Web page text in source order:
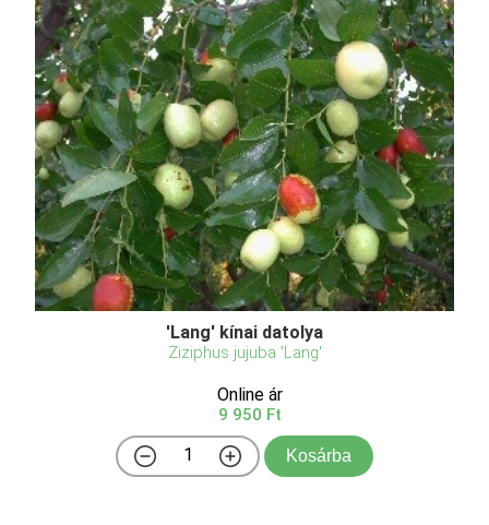
'Lang' kínai datolya
Ziziphus jujuba 'Lang'
Online ár
9 950 Ft
Kosárba